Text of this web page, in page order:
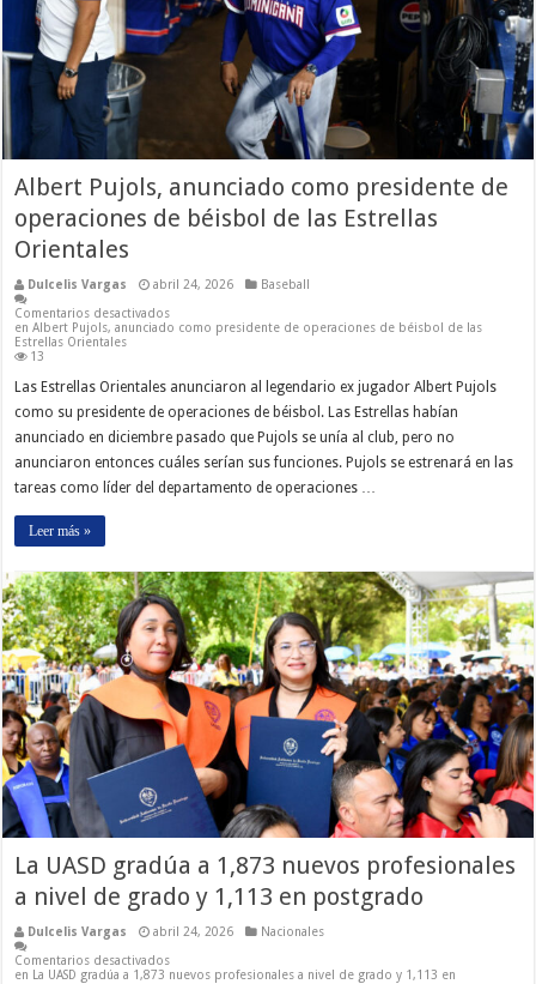
Albert Pujols, anunciado como presidente de
operaciones de béisbol de las Estrellas
Orientales
Dulcelis Vargas abril 24, 2026
Baseball
Comentarios desactivados
en Albert Pujols, anunciado como presidente de operaciones de béisbol de las
Estrellas Orientales
13
Las Estrellas Orientales anunciaron al legendario ex jugador Albert Pujols
como su presidente de operaciones de béisbol. Las Estrellas habían
anunciado en diciembre pasado que Pujols se unía al club, pero no
anunciaron entonces cuáles serían sus funciones. Pujols se estrenará en las
tareas como líder del departamento de operaciones …
Leer más »
La UASD gradúa a 1,873 nuevos profesionales
a nivel de grado y 1,113 en postgrado
Dulcelis Vargas abril 24, 2026
Nacionales
Comentarios desactivados
en La UASD gradúa a 1,873 nuevos profesionales a nivel de grado y 1,113 en